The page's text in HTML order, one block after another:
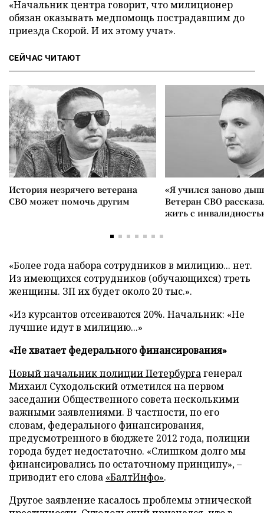
«Начальник центра говорит, что милиционер
обязан оказывать медпомощь пострадавшим до
приезда Скорой. И их этому учат».
СЕЙЧАС ЧИТАЮТ
История незрячего ветерана
СВО может помочь другим
«Я учился заново
Ветеран СВО
жить с
«Более года набора сотрудников в милицию... нет.
Из имеющихся сотрудников (обучающихся) треть
женщины. ЗП их будет около 20 тыс.».
«Из курсантов отсеиваются 20%. Начальник: «Не
лучшие идут в милицию...»
«Не хватает федерального финансирования»
Новый начальник полиции Петербургагенерал
Михаил Суходольский отметился на первом
заседании Общественного совета несколькими
важными заявлениями. В частности, по его
словам, федерального финансирования,
предусмотренного в бюджете 2012 года, полиции
города будет недостаточно. «Слишком долго мы
финансировались по остаточному принципу», –
приводит его слова «БалтИнфо».
Другое заявление касалось проблемы этнической